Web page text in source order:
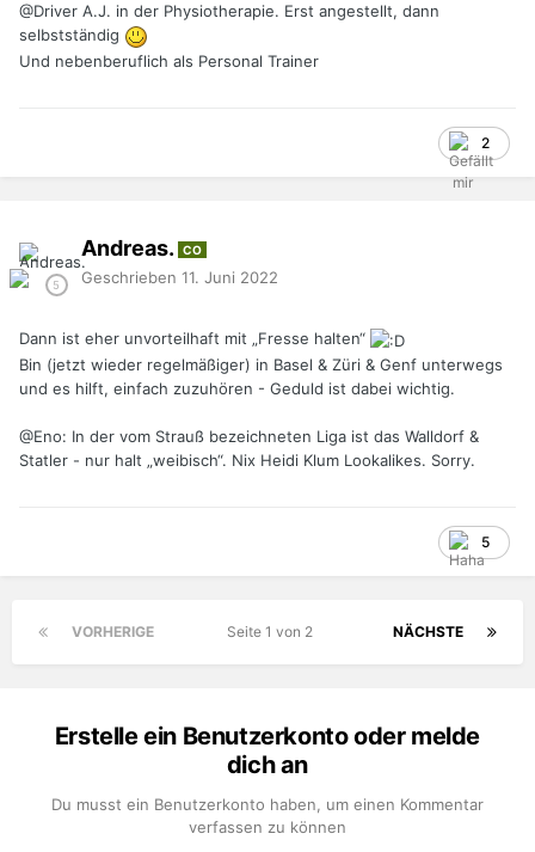
ALV Arbeitslosenversicherung-66,00
NBU Nichtberufsunfall-72,00
KTG Krankentaggeld-30,00
Verpflegung + Kleider-600,00
Wohnort Luzern
zur freien Verfügung ca.1.753,00
- prozentual wenig Steuern
- Versicherungsschutz hoch
- (BVG) Alterskapital CHF 390.000
- hohe Sicherheit / Lebensqualität
Ich persönlich habe z.B. früh gemerkt, dass Du Dich jn der
gemacht wurde, leben und leben lassen.
Das Thema "Geschwindigkeit" ist auch so ein Ding. In Bern,
in einer Passage, oder den Lauben, da erntest Du böse
Blicke und Nachrufe wenn Du dich zu schnell bewegst, gar
@Driver A.J. in der Physiotherapie. Erst angestellt, dann
selbstständig
Und nebenberuflich als Personal Trainer
2
Andreas. CO
Geschrieben 11. Juni 2022
Dann ist eher unvorteilhaft mit „Fresse halten“
Bin (jetzt wieder regelmäßiger) in Basel & Züri & Genf unterwegs
und es hilft, einfach zuzuhören - Geduld ist dabei wichtig.
@Eno: In der vom Strauß bezeichneten Liga ist das Walldorf &
Statler - nur halt „weibisch“. Nix Heidi Klum Lookalikes. Sorry.
5
VORHERIGE NÄCHSTE
Seite 1 von 2
Erstelle ein Benutzerkonto oder melde
dich an
Du musst ein Benutzerkonto haben, um einen Kommentar
verfassen zu können